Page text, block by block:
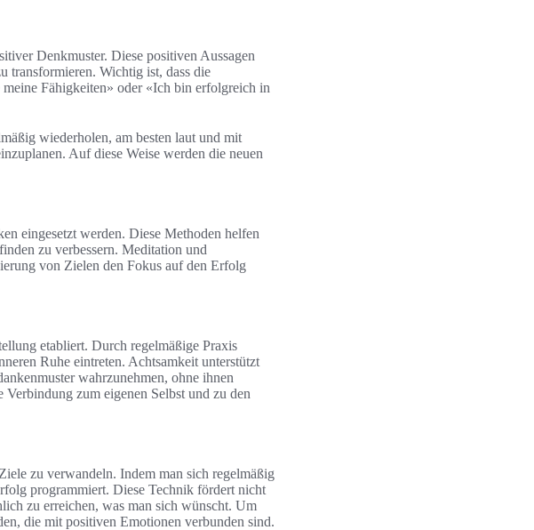
Denkmuster. Diese positiven Aussagen
transformieren. Wichtig ist, dass die
Fähigkeiten» oder «Ich bin erfolgreich in
wiederholen, am besten laut und mit
Auf diese Weise werden die neuen
eingesetzt werden. Diese Methoden helfen
zu verbessern. Meditation und
von Zielen den Fokus auf den Erfolg
etabliert. Durch regelmäßige Praxis
Ruhe eintreten. Achtsamkeit unterstützt
wahrzunehmen, ohne ihnen
zum eigenen Selbst und zu den
zu verwandeln. Indem man sich regelmäßig
programmiert. Diese Technik fördert nicht
zu erreichen, was man sich wünscht. Um
die mit positiven Emotionen verbunden sind.